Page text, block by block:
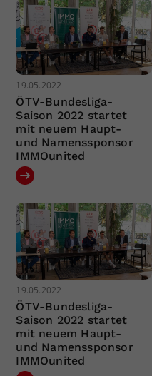
19.05.2022
ÖTV-Bundesliga-
Saison 2022 startet
mit neuem Haupt-
und Namenssponsor
IMMOunited
19.05.2022
ÖTV-Bundesliga-
Saison 2022 startet
mit neuem Haupt-
und Namenssponsor
IMMOunited